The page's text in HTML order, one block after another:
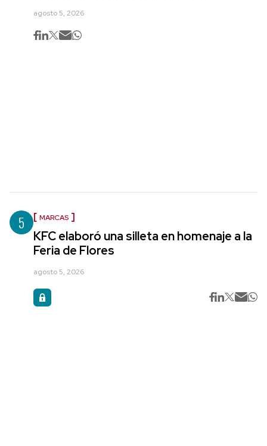
agosto 5, 2026
5 MARCAS
KFC elaboró una silleta en homenaje a la
Feria de Flores
agosto 5, 2026